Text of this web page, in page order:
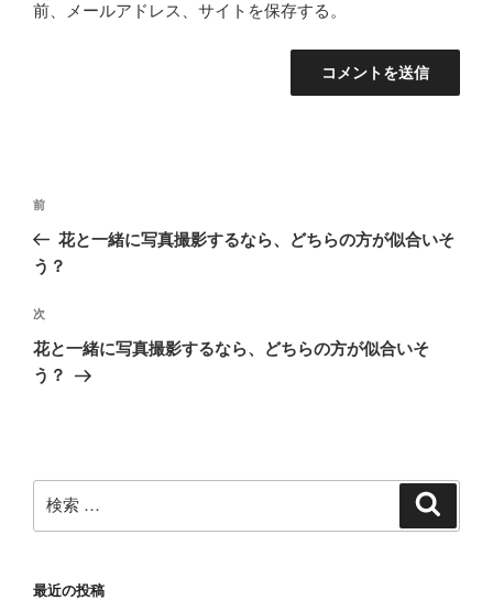
前、メールアドレス、サイトを保存する。
投
ナ
ゲ
ー
シ
過
去
の
稿
前
花と一緒に写真撮影するなら、どちらの方が似合いそ
う？
次
の
投
次
花と一緒に写真撮影するなら、どちらの方が似合いそ
う？
索:
最近の投稿